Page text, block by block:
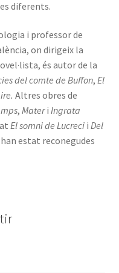
diferents.
i professor de
on dirigeix la
és autor de la
del comte de Buffon, El
Altres obres de
, Materi Ingrata
El somni de Lucrecii Del
estat reconegudes